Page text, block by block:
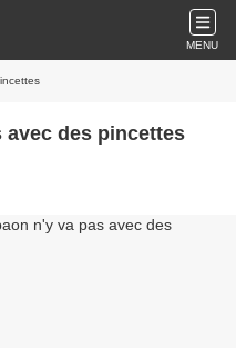
MENU
avec des pincettes